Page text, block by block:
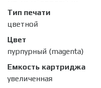
Тип печати
цветной
Цвет
пурпурный (magenta)
Емкость картриджа
увеличенная